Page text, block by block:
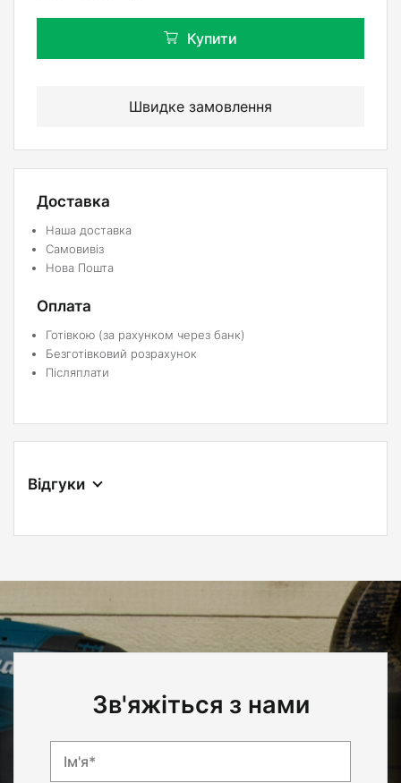
Купити
Швидке замовлення
Доставка
Наша доставка
Самовивіз
Нова Пошта
Оплата
Готівкою (за рахунком через банк)
Безготівковий розрахунок
Післяплати
Відгуки
Зв'яжіться з нами
Ім'я*